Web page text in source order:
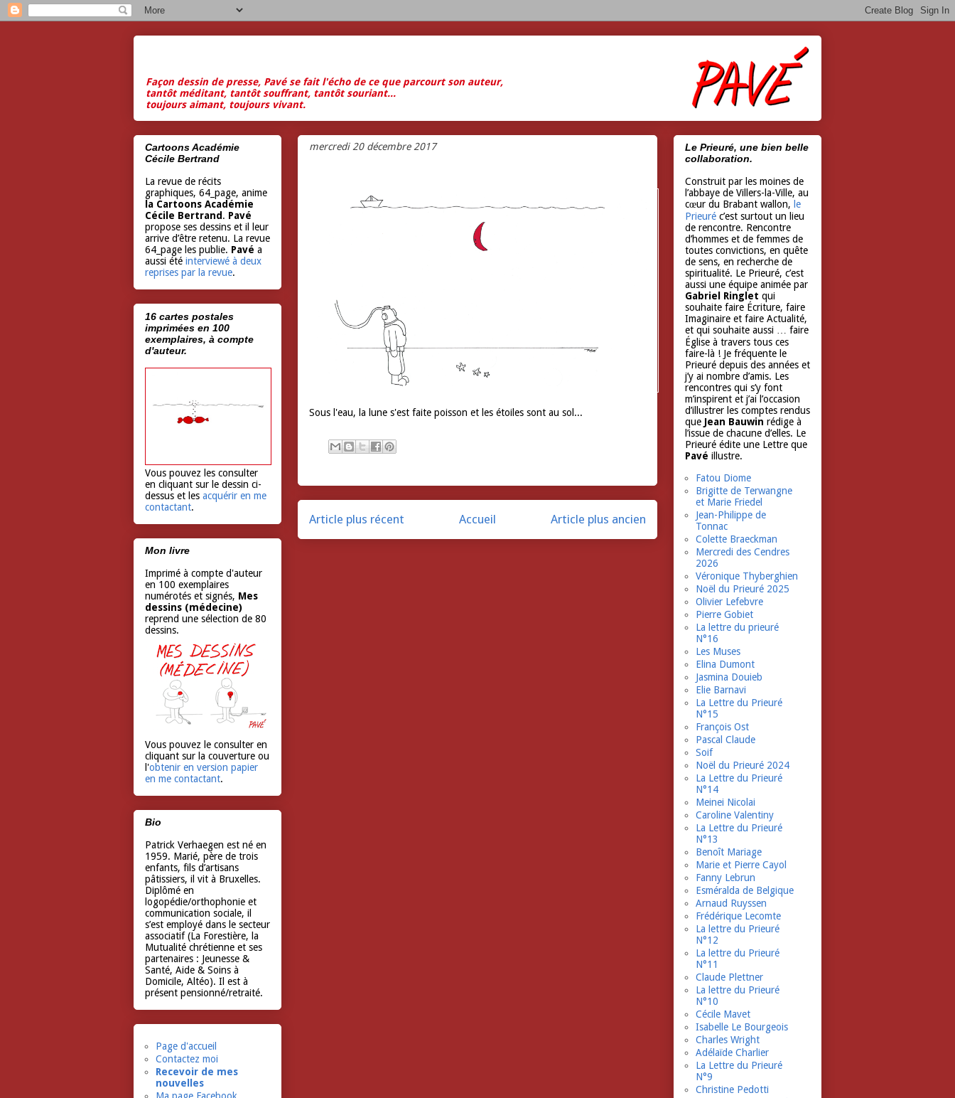
Façon dessin de presse, Pavé se fait l'écho de ce que parcourt son auteur,
tantôt méditant, tantôt souffrant, tantôt souriant...
toujours aimant, toujours vivant.
mercredi 20 décembre 2017
Sous l'eau, la lune s'est faite poisson et les étoiles sont au sol...
Article plus récent Article plus ancien
Accueil
Cartoons Académie
Cécile Bertrand
La revue de récits
graphiques, 64_page, anime
la Cartoons Académie
Cécile Bertrand. Pavé
propose ses dessins et il leur
arrive d’être retenu. La revue
64_page les publie. Pavé a
aussi été interviewé à deux
reprises par la revue.
16 cartes postales
imprimées en 100
exemplaires, à compte
d'auteur.
Vous pouvez les consulter
en cliquant sur le dessin ci-
dessus et les acquérir en me
contactant.
Mon livre
Imprimé à compte d'auteur
en 100 exemplaires
numérotés et signés, Mes
dessins (médecine)
reprend une sélection de 80
dessins.
Vous pouvez le consulter en
cliquant sur la couverture ou
l'obtenir en version papier
en me contactant.
Bio
Patrick Verhaegen est né en
1959. Marié, père de trois
enfants, fils d’artisans
pâtissiers, il vit à Bruxelles.
Diplômé en
logopédie/orthophonie et
communication sociale, il
s’est employé dans le secteur
associatif (La Forestière, la
Mutualité chrétienne et ses
partenaires : Jeunesse &
Santé, Aide & Soins à
Domicile, Altéo). Il est à
présent pensionné/retraité.
Page d'accueil
Contactez moi
Recevoir de mes
nouvelles
Le Prieuré, une bien belle
collaboration.
Construit par les moines de
l’abbaye de Villers-la-Ville, au
cœur du Brabant wallon, le
Prieuré c’est surtout un lieu
de rencontre. Rencontre
d’hommes et de femmes de
toutes convictions, en quête
de sens, en recherche de
spiritualité. Le Prieuré, c’est
aussi une équipe animée par
Gabriel Ringlet qui
souhaite faire Écriture, faire
Imaginaire et faire Actualité,
et qui souhaite aussi … faire
Église à travers tous ces
faire-là ! Je fréquente le
Prieuré depuis des années et
j’y ai nombre d’amis. Les
rencontres qui s’y font
m’inspirent et j’ai l’occasion
d’illustrer les comptes rendus
que Jean Bauwin rédige à
l’issue de chacune d’elles. Le
Prieuré édite une Lettre que
Pavé illustre.
Fatou Diome
Brigitte de Terwangne
et Marie Friedel
Jean-Philippe de
Tonnac
Colette Braeckman
Mercredi des Cendres
2026
Véronique Thyberghien
Noël du Prieuré 2025
Olivier Lefebvre
Pierre Gobiet
La lettre du prieuré
N°16
Les Muses
Elina Dumont
Jasmina Douieb
Elie Barnavi
La Lettre du Prieuré
N°15
François Ost
Pascal Claude
Soif
Noël du Prieuré 2024
La Lettre du Prieuré
N°14
Meinei Nicolai
Caroline Valentiny
La Lettre du Prieuré
N°13
Benoît Mariage
Marie et Pierre Cayol
Fanny Lebrun
Esméralda de Belgique
Arnaud Ruyssen
Frédérique Lecomte
La lettre du Prieuré
N°12
La lettre du Prieuré
N°11
Claude Plettner
La lettre du Prieuré
N°10
Cécile Mavet
Isabelle Le Bourgeois
Charles Wright
Adélaïde Charlier
La Lettre du Prieuré
N°9
Christine Pedotti